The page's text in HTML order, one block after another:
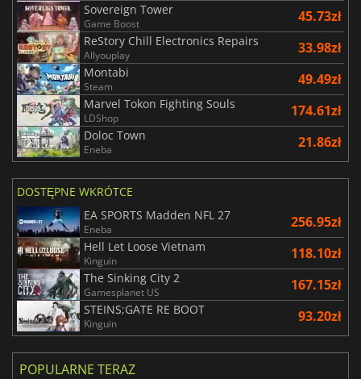
Sovereign Tower
Game Boost 45.73zł
ReStory Chill Electronics Repairs
Allyouplay 33.98zł
Montabi
Steam 49.49zł
Marvel Tokon Fighting Souls
LDShop 174.61zł
Doloc Town
Eneba 21.86zł
DOSTĘPNE WKRÓTCE
EA SPORTS Madden NFL 27
Eneba 256.95zł
Hell Let Loose Vietnam
Kinguin 118.10zł
The Sinking City 2
Gamesplanet US 167.15zł
STEINS;GATE RE BOOT
Kinguin 93.20zł
POPULARNE TERAZ